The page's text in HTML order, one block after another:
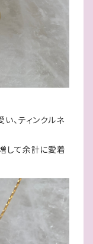
、ティンクルネ
して余計に愛着